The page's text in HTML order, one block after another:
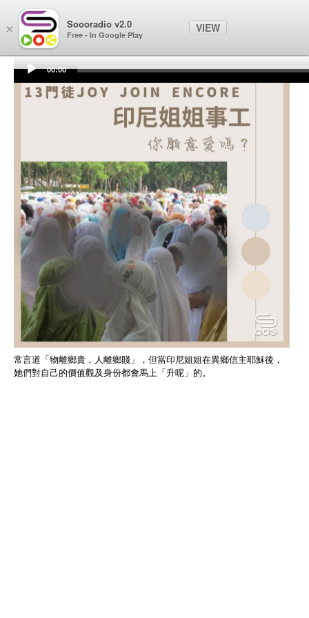
Soooradio
Audio
Player
00:00
常言道「物離鄉貴，人離鄉賤」，但當印尼姐姐在異鄉信主耶穌後，
她們對自己的價值觀及身份都會馬上「升呢」的。
× Soooradio v2.0
Free - In Google Play
VIEW